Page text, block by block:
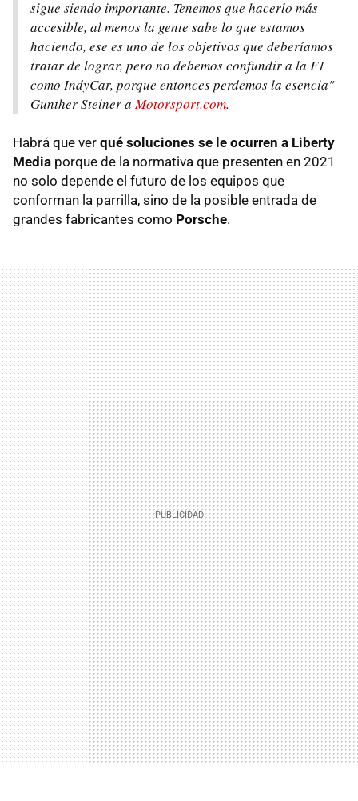
sigue siendo importante. Tenemos que hacerlo más
accesible, al menos la gente sabe lo que estamos
haciendo, ese es uno de los objetivos que deberíamos
tratar de lograr, pero no debemos confundir a la F1
como IndyCar, porque entonces perdemos la esencia"
Gunther Steiner aMotorsport.com.
Habrá que ver qué soluciones se le ocurren a Liberty
Media porque de la normativa que presenten en 2021
no solo depende el futuro de los equipos que
conforman la parrilla, sino de la posible entrada de
grandes fabricantes como Porsche.